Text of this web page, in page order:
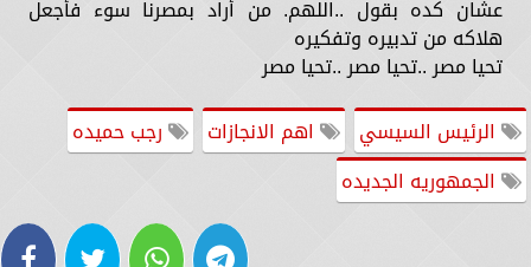
عشان كده بقول ..اللهم. من أراد بمصرنا سوء فأجعل
هلاكه من تدبيره وتفكيره
تحيا مصر ..تحيا مصر ..تحيا مصر
الرئيس السيسي
اهم الانجازات
رجب حميده
الجمهوريه الجديده